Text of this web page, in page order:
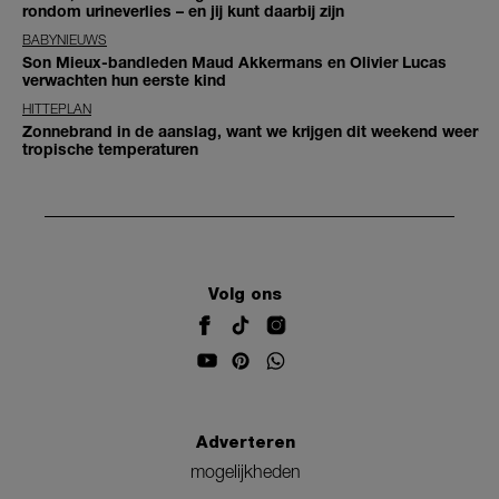
rondom urineverlies – en jij kunt daarbij zijn
BABYNIEUWS
Son Mieux-bandleden Maud Akkermans en Olivier Lucas
verwachten hun eerste kind
HITTEPLAN
Zonnebrand in de aanslag, want we krijgen dit weekend weer
tropische temperaturen
Volg ons
Adverteren
mogelijkheden